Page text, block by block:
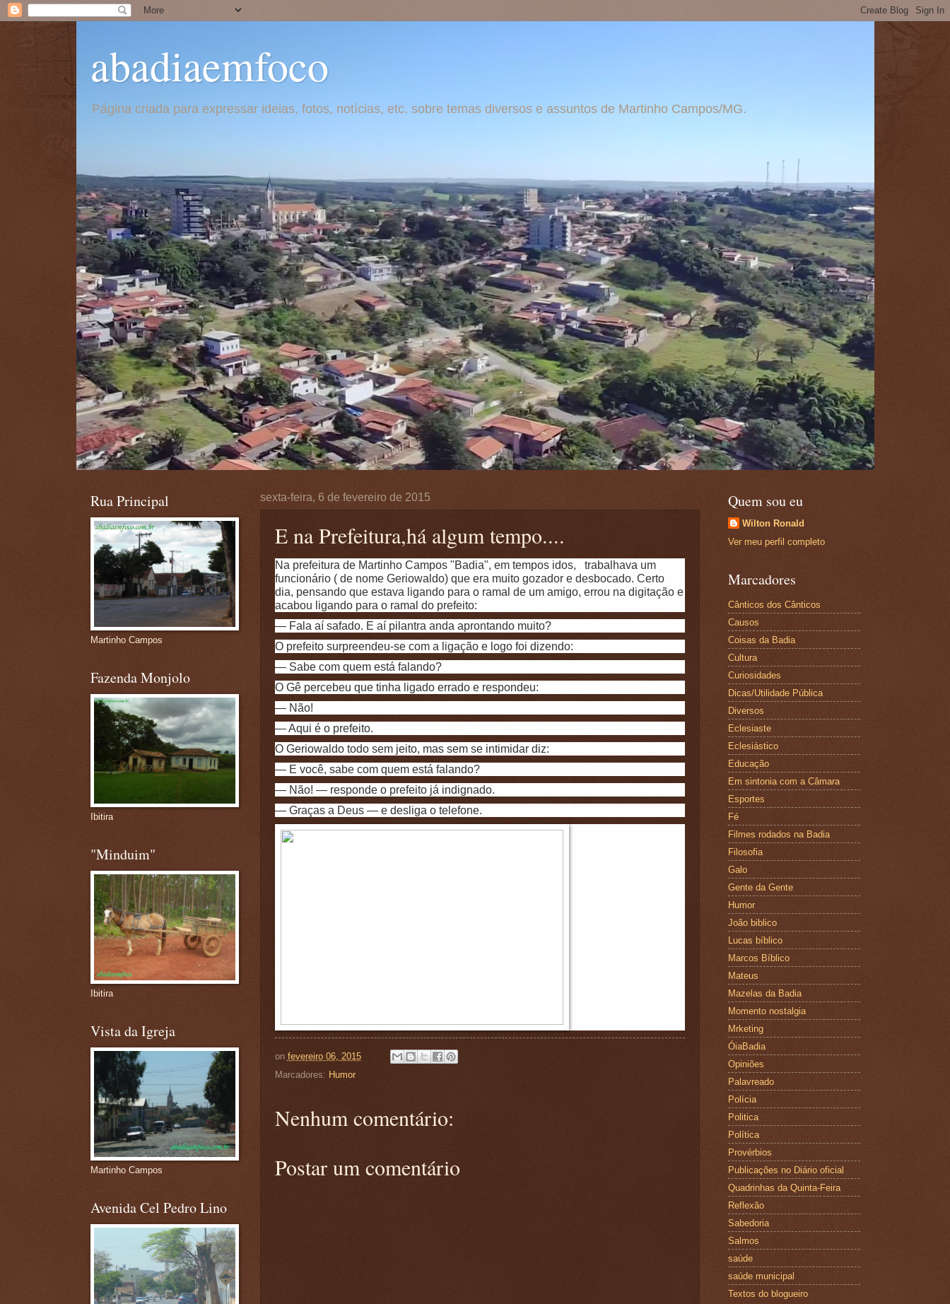
abadiaemfoco
Página criada para expressar ideias, fotos, notícias, etc. sobre temas diversos e assuntos de Martinho Campos/MG.
sexta-feira, 6 de fevereiro de 2015
E na Prefeitura,há algum tempo....
Na prefeitura de Martinho Campos "Badia", em tempos idos, trabalhava um
funcionário ( de nome Geriowaldo) que era muito gozador e desbocado. Certo
dia, pensando que estava ligando para o ramal de um amigo, errou na digitação e
acabou ligando para o ramal do prefeito:
— Fala aí safado. E aí pilantra anda aprontando muito?
O prefeito surpreendeu-se com a ligação e logo foi dizendo:
— Sabe com quem está falando?
O Gê percebeu que tinha ligado errado e respondeu:
— Não!
— Aqui é o prefeito.
O Geriowaldo todo sem jeito, mas sem se intimidar diz:
— E você, sabe com quem está falando?
— Não! — responde o prefeito já indignado.
— Graças a Deus — e desliga o telefone.
on fevereiro 06, 2015
Marcadores: Humor
Nenhum comentário:
Postar um comentário
Rua Principal
Martinho Campos
Fazenda Monjolo
Ibitira
"Minduim"
Ibitira
Vista da Igreja
Martinho Campos
Avenida Cel Pedro Lino
Quem sou eu
Wilton Ronald
Ver meu perfil completo
Marcadores
Cânticos dos Cânticos
Causos
Coisas da Badia
Cultura
Curiosidades
Dicas/Utilidade Pública
Diversos
Eclesiaste
Eclesiástico
Educação
Em sintonia com a Câmara
Esportes
Fé
Filmes rodados na Badia
Filosofia
Galo
Gente da Gente
Humor
João biblico
Lucas bíblico
Marcos Bíblico
Mateus
Mazelas da Badia
Momento nostalgia
Mrketing
ÓiaBadia
Opiniões
Palavreado
Polícia
Politica
Política
Provérbios
Publicações no Diário oficial
Quadrinhas da Quinta-Feira
Reflexão
Sabedoria
Salmos
saúde
saúde municipal
Textos do blogueiro